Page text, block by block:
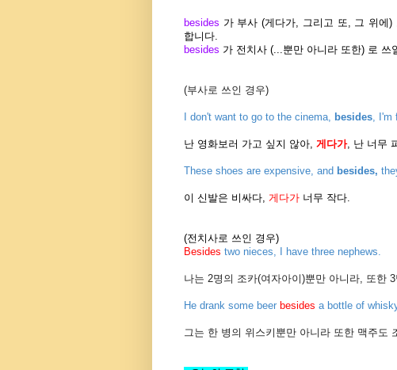
besides 가 부사 (게다가, 그리고 또, 그 위에
합니다.
besides 가 전치사 (...뿐만 아니라 또한) 로
(부사로 쓰인 경우)
I don't want to go to the cinema, besides, I'm
난 영화보러 가고 싶지 않아, 게다가, 난 너무
These shoes are expensive, and besides,
이 신발은 비싸다, 게다가 너무 작다.
(전치사로 쓰인 경우)
Besides two nieces, I have three nephews.
나는 2명의 조카(여자아이)뿐만 아니라, 또한
He drank some beer besides a bottle of
그는 한 병의 위스키뿐만 아니라 또한 맥주도